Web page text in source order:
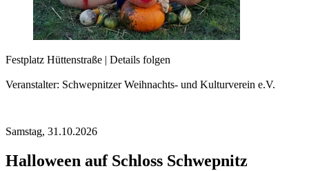
Festplatz Hüttenstraße | Details folgen
Veranstalter: Schwepnitzer Weihnachts- und Kulturverein e.V.
Samstag, 31.10.2026
Halloween auf Schloss Schwepnitz